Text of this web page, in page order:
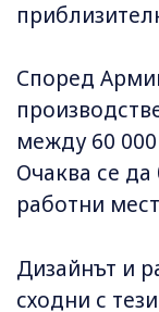
Според
между 60
Очаква се
работни
Дизайнът и
сходни с